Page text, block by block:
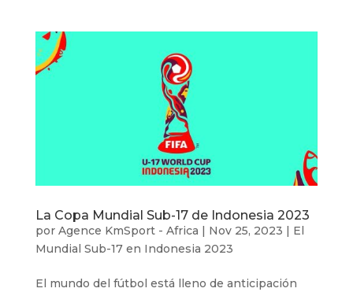
La Copa Mundial Sub-17 de Indonesia 2023
por Agence KmSport - Africa | Nov 25, 2023 | El
Mundial Sub-17 en Indonesia 2023
El mundo del fútbol está lleno de anticipación